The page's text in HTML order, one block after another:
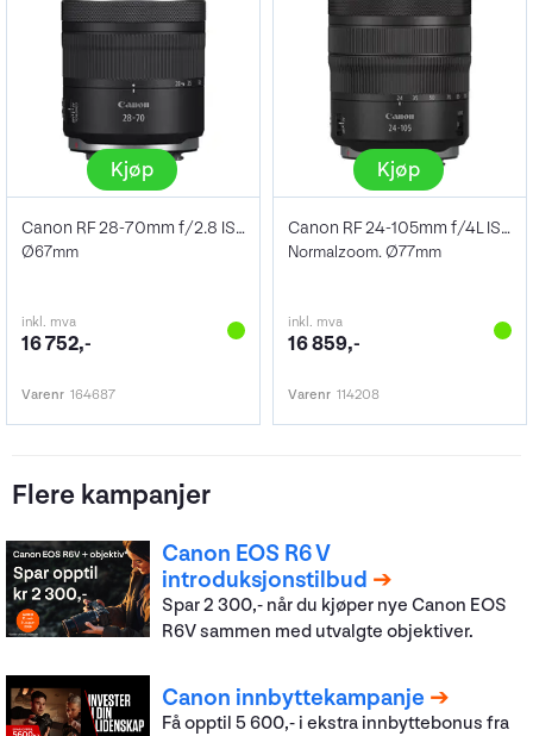
Kjøp
Canon RF 28-70mm f/2.8 IS STM
Ø67mm
inkl. mva
16 752,-
Varenr 164687
Kjøp
Canon RF 24-105mm f/4L IS USM
Normalzoom. Ø77mm
inkl. mva
16 859,-
Varenr 114208
Flere kampanjer
Canon EOS R6 V
introduksjonstilbud
Spar 2 300,- når du kjøper nye Canon EOS
R6V sammen med utvalgte objektiver.
Canon innbyttekampanje
Få opptil 5 600,- i ekstra innbyttebonus fra